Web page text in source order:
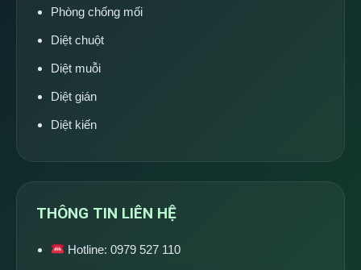
Phòng chống mối
Diệt chuột
Diệt muỗi
Diệt gián
Diệt kiến
THÔNG TIN LIÊN HỆ
Hotline:0979 527 110